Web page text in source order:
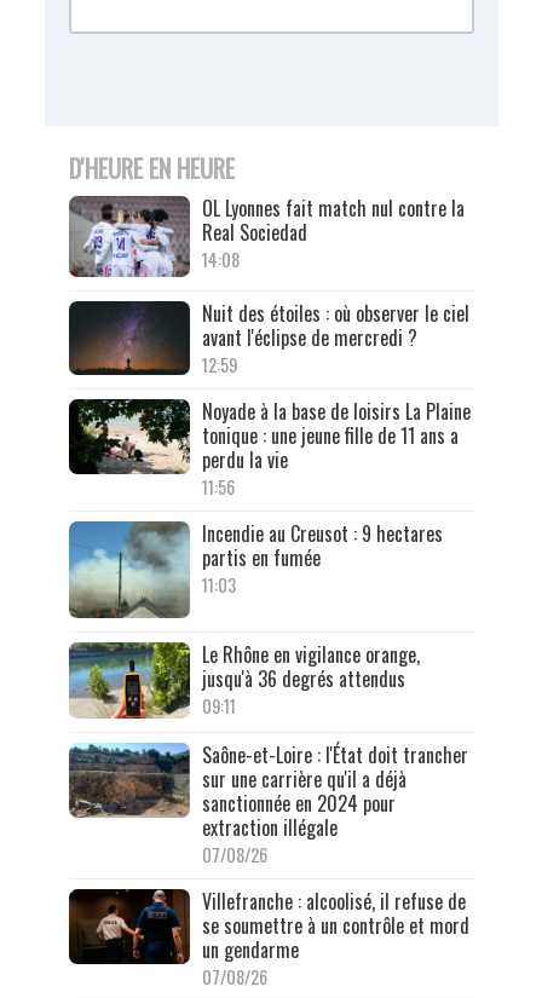
D'HEURE EN HEURE
OL Lyonnes fait match nul contre la
Real Sociedad
14:08
Nuit des étoiles : où observer le ciel
avant l'éclipse de mercredi ?
12:59
Noyade à la base de loisirs La Plaine
tonique : une jeune fille de 11 ans a
perdu la vie
11:56
Incendie au Creusot : 9 hectares
partis en fumée
11:03
Le Rhône en vigilance orange,
jusqu'à 36 degrés attendus
09:11
Saône-et-Loire : l'État doit trancher
sur une carrière qu'il a déjà
sanctionnée en 2024 pour
extraction illégale
07/08/26
Villefranche : alcoolisé, il refuse de
se soumettre à un contrôle et mord
un gendarme
07/08/26